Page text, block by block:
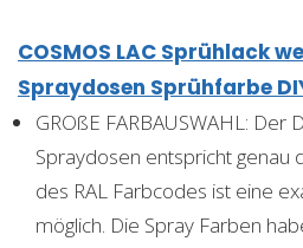
COSMOS LAC Sprühlack
Spraydosen Sprühfarbe
GROßE FARBAUSWAHL: Der
Spraydosen entspricht genau
des RAL Farbcodes ist eine
möglich. Die Spray Farben